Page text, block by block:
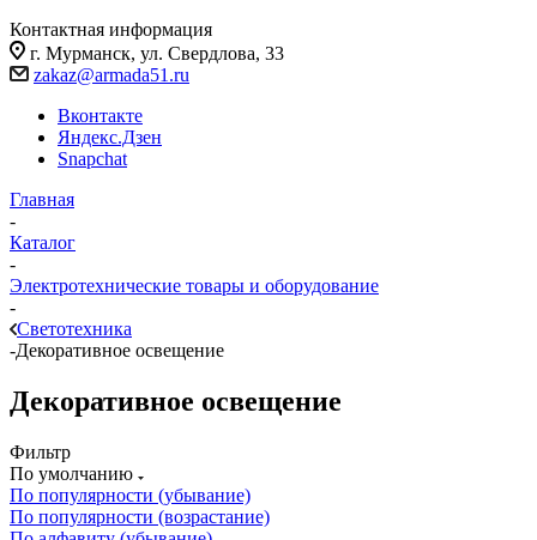
Контактная информация
г. Мурманск, ул. Свердлова, 33
zakaz@armada51.ru
Вконтакте
Яндекс.Дзен
Snapchat
Главная
-
Каталог
-
Электротехнические товары и оборудование
-
Светотехника
-Декоративное освещение
Декоративное освещение
Фильтр
По умолчанию
По популярности (убывание)
По популярности (возрастание)